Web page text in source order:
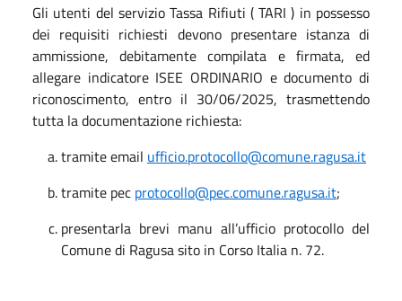
Gli utenti del servizio Tassa Rifiuti ( TARI ) in possesso
dei requisiti richiesti devono presentare istanza di
ammissione, debitamente compilata e firmata, ed
allegare indicatore ISEE ORDINARIO e documento di
riconoscimento, entro il 30/06/2025, trasmettendo
tutta la documentazione richiesta:
tramite email ufficio.protocollo@comune.ragusa.it
tramite pec protocollo@pec.comune.ragusa.it;
presentarla brevi manu all’ufficio protocollo del
Comune di Ragusa sito in Corso Italia n. 72.